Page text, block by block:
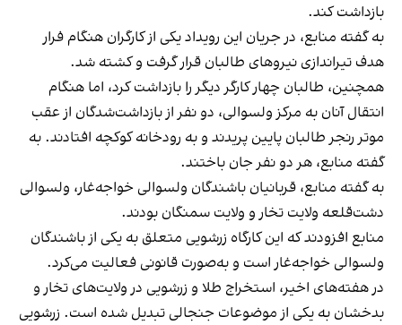
بازداشت کند.
به گفته منابع، در جریان این رویداد یکی از کارگران هنگام فرار
هدف تیراندازی نیروهای طالبان قرار گرفت و کشته شد.
همچنین، طالبان چهار کارگر دیگر را بازداشت کرد، اما هنگام
انتقال آنان به مرکز ولسوالی، دو نفر از بازداشت‌شدگان از عقب
موتر رنجر طالبان پایین پریدند و به رودخانه کوکچه افتادند. به
گفته منابع، هر دو نفر جان باختند.
به گفته منابع، قربانیان باشندگان ولسوالی خواجه‌غار، ولسوالی
دشت‌قلعه ولایت تخار و ولایت سمنگان بودند.
منابع افزودند که این کارگاه زرشویی متعلق به یکی از باشندگان
ولسوالی خواجه‌غار است و به‌صورت قانونی فعالیت می‌کرد.
در هفته‌های اخیر، استخراج طلا و زرشویی در ولایت‌های تخار و
بدخشان به یکی از موضوعات جنجالی تبدیل شده است. زرشویی